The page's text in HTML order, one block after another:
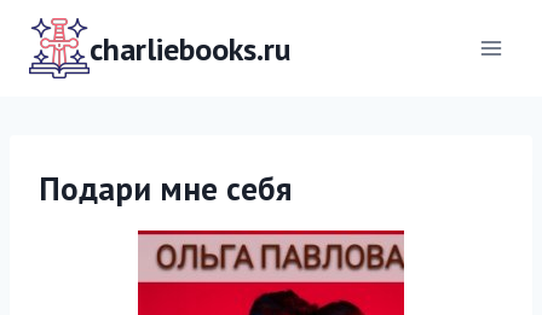
Перейти
содержимомуcharliebooks.ru
Подари мне себя